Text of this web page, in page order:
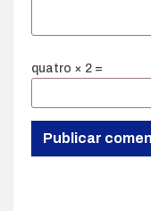
quatro × 2 =